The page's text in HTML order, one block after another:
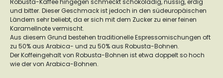
Robusta-Kaffee hingegen schmeckt schokoladig, nussig, erdig
und bitter. Dieser Geschmack ist jedoch in den südeuropäischen
Ländern sehr beliebt, da er sich mit dem Zucker zu einer feinen
Karamellnote vermischt.
Aus diesem Grund bestehen traditionelle Espressomischungen oft
zu 50% aus Arabica- und zu 50% aus Robusta-Bohnen.
Der Koffeingehalt von Robusta-Bohnen ist etwa doppelt so hoch
wie der von Arabica-Bohnen.